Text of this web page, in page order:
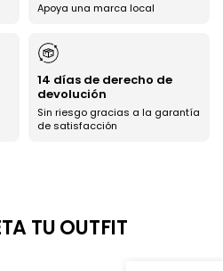
Apoya una marca local
14 días de derecho de
devolución
Sin riesgo gracias a la garantía
de satisfacción
TU OUTFIT